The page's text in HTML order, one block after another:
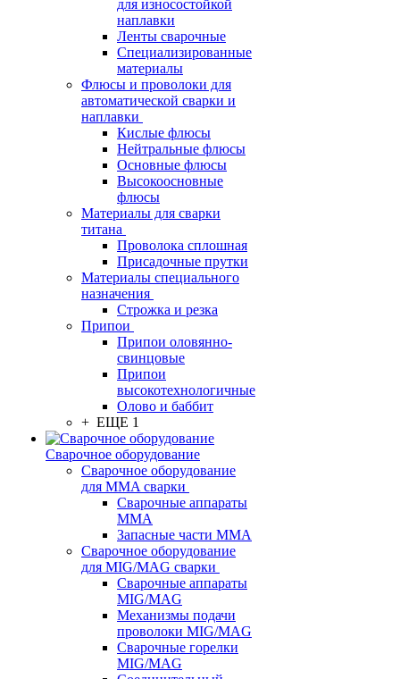
для износостойкой
наплавки
Ленты сварочные
Специализированные
материалы
Флюсы и проволоки для
автоматической сварки и
наплавки
Кислые флюсы
Нейтральные флюсы
Основные флюсы
Высокоосновные
флюсы
Материалы для сварки
титана
Проволока сплошная
Присадочные прутки
Материалы специального
назначения
Строжка и резка
Припои
Припои оловянно-
свинцовые
Припои
высокотехнологичные
Олово и баббит
+ ЕЩЕ 1
Сварочное оборудование
Сварочное оборудование
для MMA сварки
Сварочные аппараты
MMA
Запасные части MMA
Сварочное оборудование
для MIG/MAG сварки
Сварочные аппараты
MIG/MAG
Механизмы подачи
проволоки MIG/MAG
Сварочные горелки
MIG/MAG